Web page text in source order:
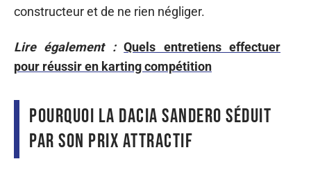
constructeur et de ne rien négliger.
Lire également : Quels entretiens effectuer
pour réussir en karting compétition
Pourquoi la Dacia Sandero séduit
par son prix attractif